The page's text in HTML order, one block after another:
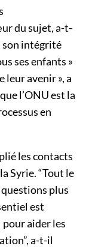
du sujet, a-t-
son intégrité
ses enfants »
leur avenir », a
l’ONU est la
en
les contacts
Syrie. “Tout le
plus
est
aider les
a-t-il